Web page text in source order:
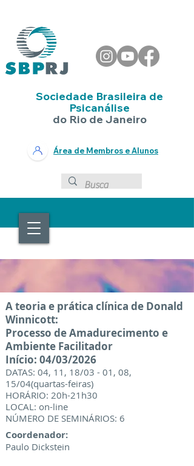
Sociedade Brasileira de
Psicanálise
do Rio de Janeiro
Área de Membros e Alunos
A teoria e prática clínica de Donald
Winnicott:
Processo de Amadurecimento e
Ambiente Facilitador
Início: 04/03/2026
DATAS: 04, 11, 18/03 - 01, 08,
15/04(quartas-feiras)
HORÁRIO: 20h-21h30
LOCAL: on-line
NÚMERO DE SEMINÁRIOS: 6
Coordenador:
Paulo Dickstein